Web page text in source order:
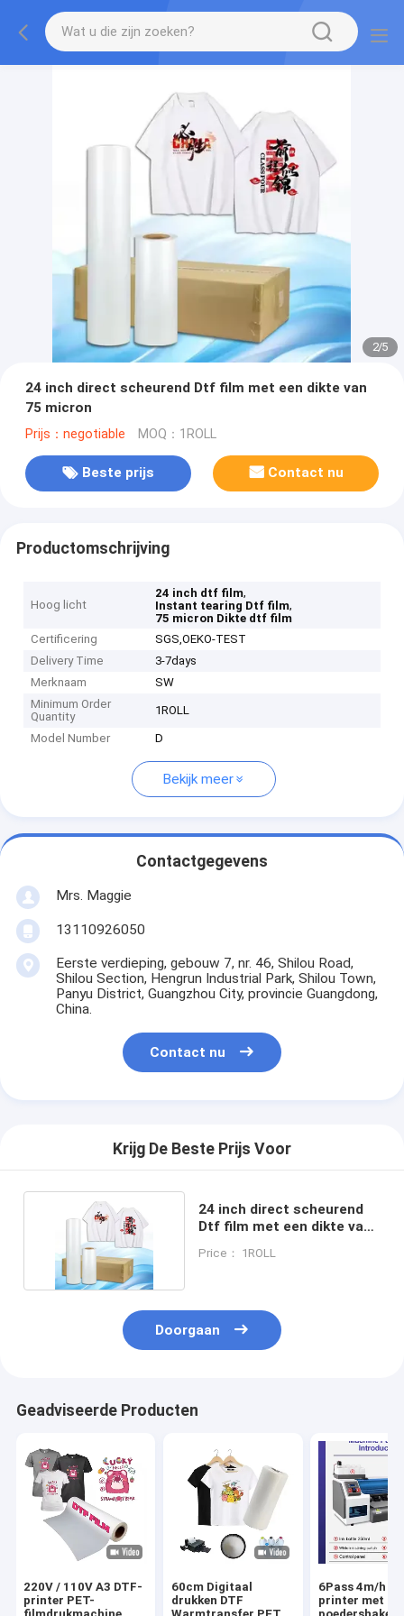
2/5
24 inch direct scheurend Dtf film met een dikte van
75 micron
Prijs：negotiable MOQ：1ROLL
Beste prijs Contact nu
Productomschrijving
Hoog licht
24 inch dtf film,
Instant tearing Dtf film,
75 micron Dikte dtf film
Certificering
SGS,OEKO-TEST
Delivery Time
3-7days
Merknaam
SW
Minimum Order
Quantity
1ROLL
Model Number D
Bekijk meer
Contactgegevens
Mrs. Maggie
13110926050
Eerste verdieping, gebouw 7, nr. 46, Shilou Road,
Shilou Section, Hengrun Industrial Park, Shilou Town,
Panyu District, Guangzhou City, provincie Guangdong,
China.
Contact nu
Krijg De Beste Prijs Voor
24 inch direct scheurend
Dtf film met een dikte van
Price： 1ROLL
Doorgaan
Geadviseerde Producten
220V / 110V A3 DTF-
printer PET-
60cm Digitaal
drukken DTF
6Pass 4m/h
printer met